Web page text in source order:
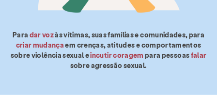
Para dar vozàs vítimas, suas famílias e comunidades, para
criar mudançaem crenças, atitudes e comportamentos
sobre violência sexual eincutir coragem para pessoasfalar
sobre agressão sexual.